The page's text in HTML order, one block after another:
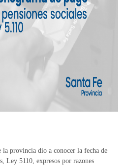
provincia dio a conocer la fecha de
Ley 5110, expresos por razones